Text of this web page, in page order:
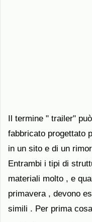
Il termine " trailer"
fabbricato progettato
in un sito e di un
Entrambi i tipi di
materiali molto , e
primavera , devono
simili . Per prima cosa